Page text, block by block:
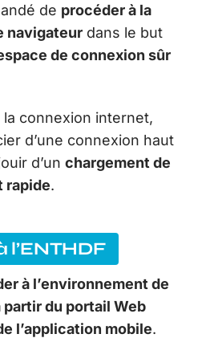
de procéder à la
navigateur dans le but
de connexion sûr
connexion internet,
d’une connexion haut
d’un chargement de
rapide.
l’ENTHDF
à l’environnement de
du portail Web
l’application mobile.